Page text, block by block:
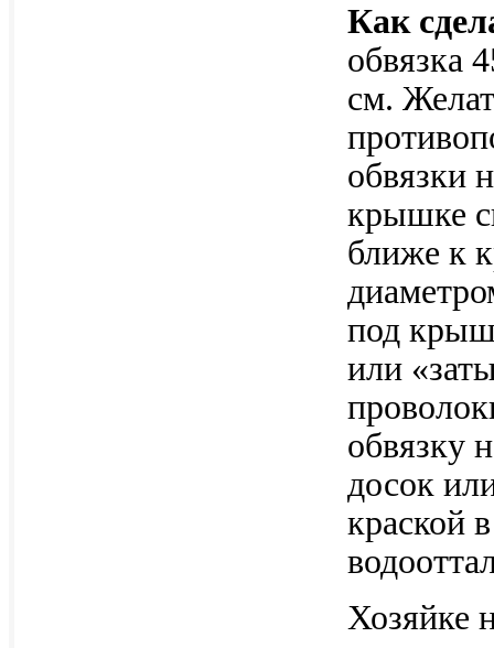
Как
обвязка
см.
обвязки
крышке
ближе к
под
или
обвязку
досок
краской
Хозяйке